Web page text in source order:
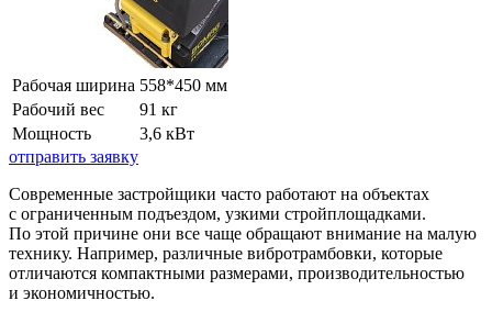
Рабочая ширина 558*450 мм
Рабочий вес
91 кг
Мощность
3,6 кВт
отправить заявку
Современные застройщики часто работают на объектах
с ограниченным подъездом, узкими стройплощадками.
По этой причине они все чаще обращают внимание на малую
технику. Например, различные вибротрамбовки, которые
отличаются компактными размерами, производительностью
и экономичностью.